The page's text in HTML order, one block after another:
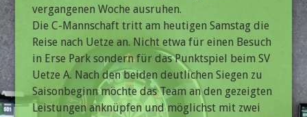
vergangenen Woche ausruhen.
Die C-Mannschaft tritt am heutigen Samstag die
Reise nach Uetze an. Nicht etwa für einen Besuch
in Erse Park sondern für das Punktspiel beim SV
Uetze A. Nach den beiden deutlichen Siegen zu
Saisonbeginn möchte das Team an den gezeigten
Leistungen anknüpfen und möglichst mit zwei